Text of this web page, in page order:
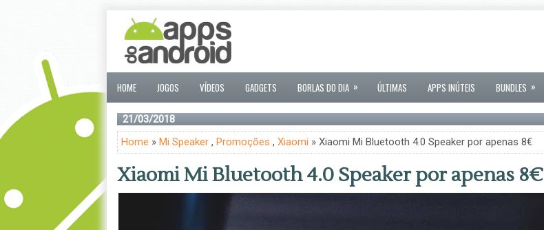
HOME JOGOS VÍDEOS GADGETS BORLAS DO DIA » ÚLTIMAS APPS INÚTEIS BUNDLES »
21/03/2018
Home » Mi Speaker, Promoções , Xiaomi » Xiaomi Mi Bluetooth 4.0 Speaker por apenas 8€
Xiaomi Mi Bluetooth 4.0 Speaker por apenas 8€